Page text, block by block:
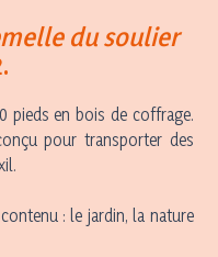
du soulier
pieds en bois de coffrage.
pour transporter des
: le jardin, la nature